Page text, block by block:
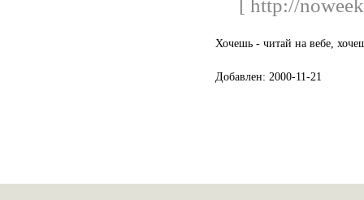
[ http://
Хочешь - читай на вебе,
Добавлен: 2000-11-21